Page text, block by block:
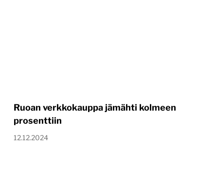
Ruoan verkkokauppa jämähti kolmeen
prosenttiin
12.12.2024